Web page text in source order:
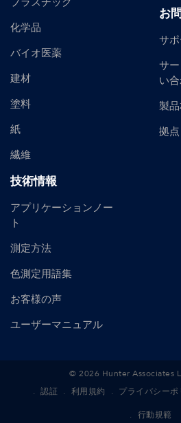
化学品
バイオ医薬
建材
塗料
紙
繊維
技術情報
アプリケーションノー
ト
測定方法
色測定用語集
お客様の声
ユーザーマニュアル
お
サ
サ
い
製
拠
©2026 Hunter Associates
認証
利用規約 プライバシーポ
行動規範